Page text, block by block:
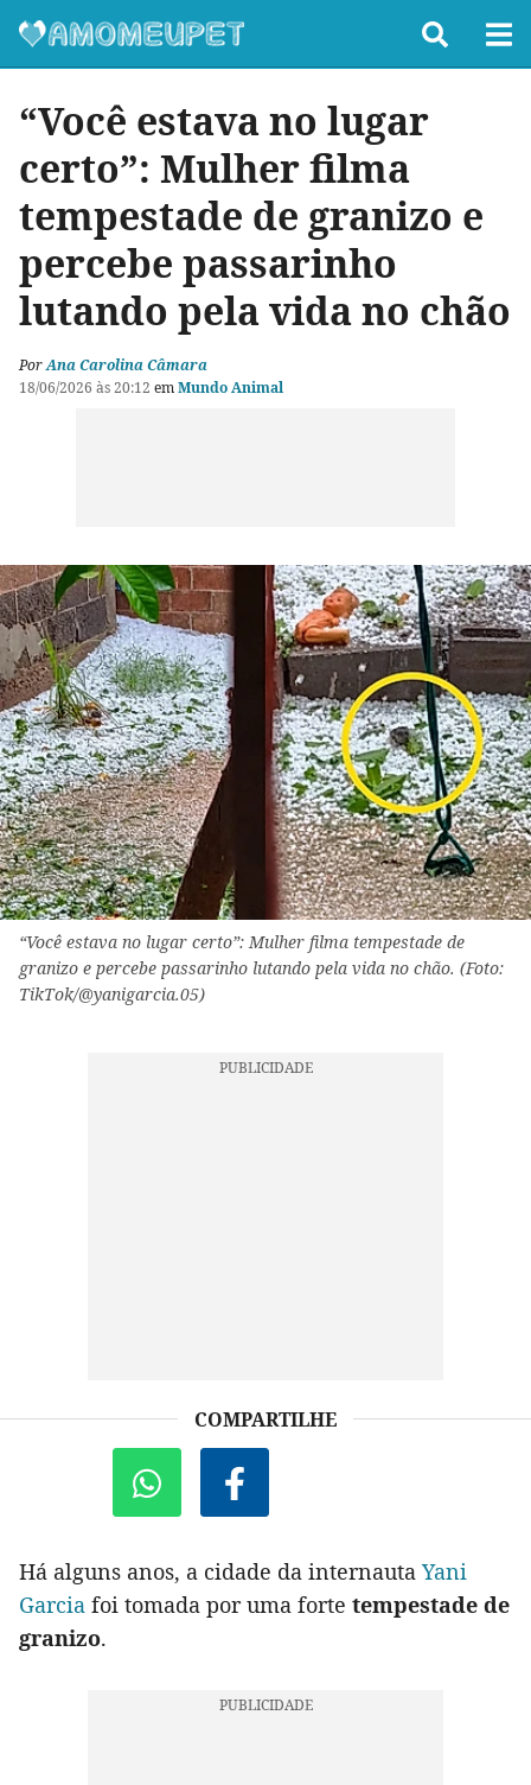
“Você estava no lugar
certo”: Mulher filma
tempestade de granizo e
percebe passarinho
lutando pela vida no chão
PorAna Carolina Câmara
18/06/2026 às 20:12 emMundo Animal
“Você estava no lugar certo”: Mulher filma tempestade de
granizo e percebe passarinho lutando pela vida no chão. (Foto:
TikTok/@yanigarcia.05)
COMPARTILHE
Há alguns anos, a cidade da internauta Yani
Garcia foi tomada por uma forte tempestade de
granizo.